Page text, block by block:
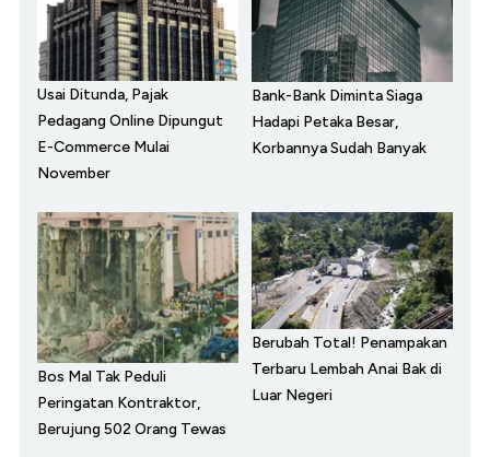
Usai Ditunda, Pajak
Pedagang Online Dipungut
E-Commerce Mulai
November
Bank-Bank Diminta Siaga
Hadapi Petaka Besar,
Korbannya Sudah Banyak
Bos Mal Tak Peduli
Peringatan Kontraktor,
Berujung 502 Orang Tewas
Berubah Total! Penampakan
Terbaru Lembah Anai Bak di
Luar Negeri